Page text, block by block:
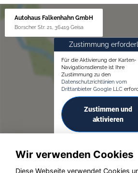
Autohaus Falkenhahn GmbH
Borscher Str. 21, 36419 Geisa
Zustimmung
Für die Aktivierung der Karten-
Navigationsdienste ist Ihre
Zustimmung zu den
Datenschutzrichtlinien vom
Drittanbieter Google LLC
Zustimmen und
aktivieren
Wir verwenden Cookies
Diese Webseite verwendet Cookies